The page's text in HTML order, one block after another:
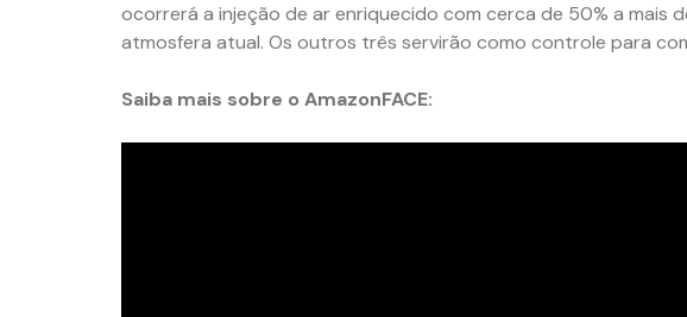
ocorrerá a injeção de ar enriquecido com cerca de 50% a mais
atmosfera atual. Os outros três servirão como controle para
Saiba mais sobre o AmazonFACE: